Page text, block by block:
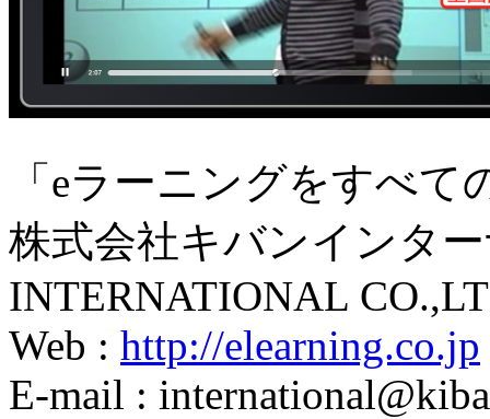
「eラーニングをすべて
株式会社キバンインタ
INTERNATIONAL
Web : http://elearning.co.jp
E-mail :